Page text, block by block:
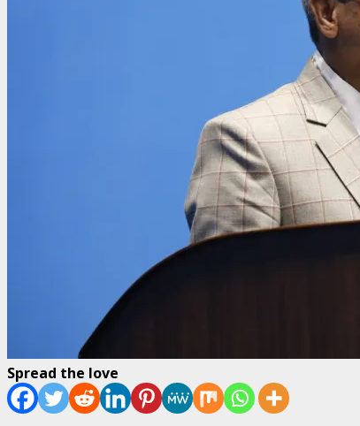
Spread the love